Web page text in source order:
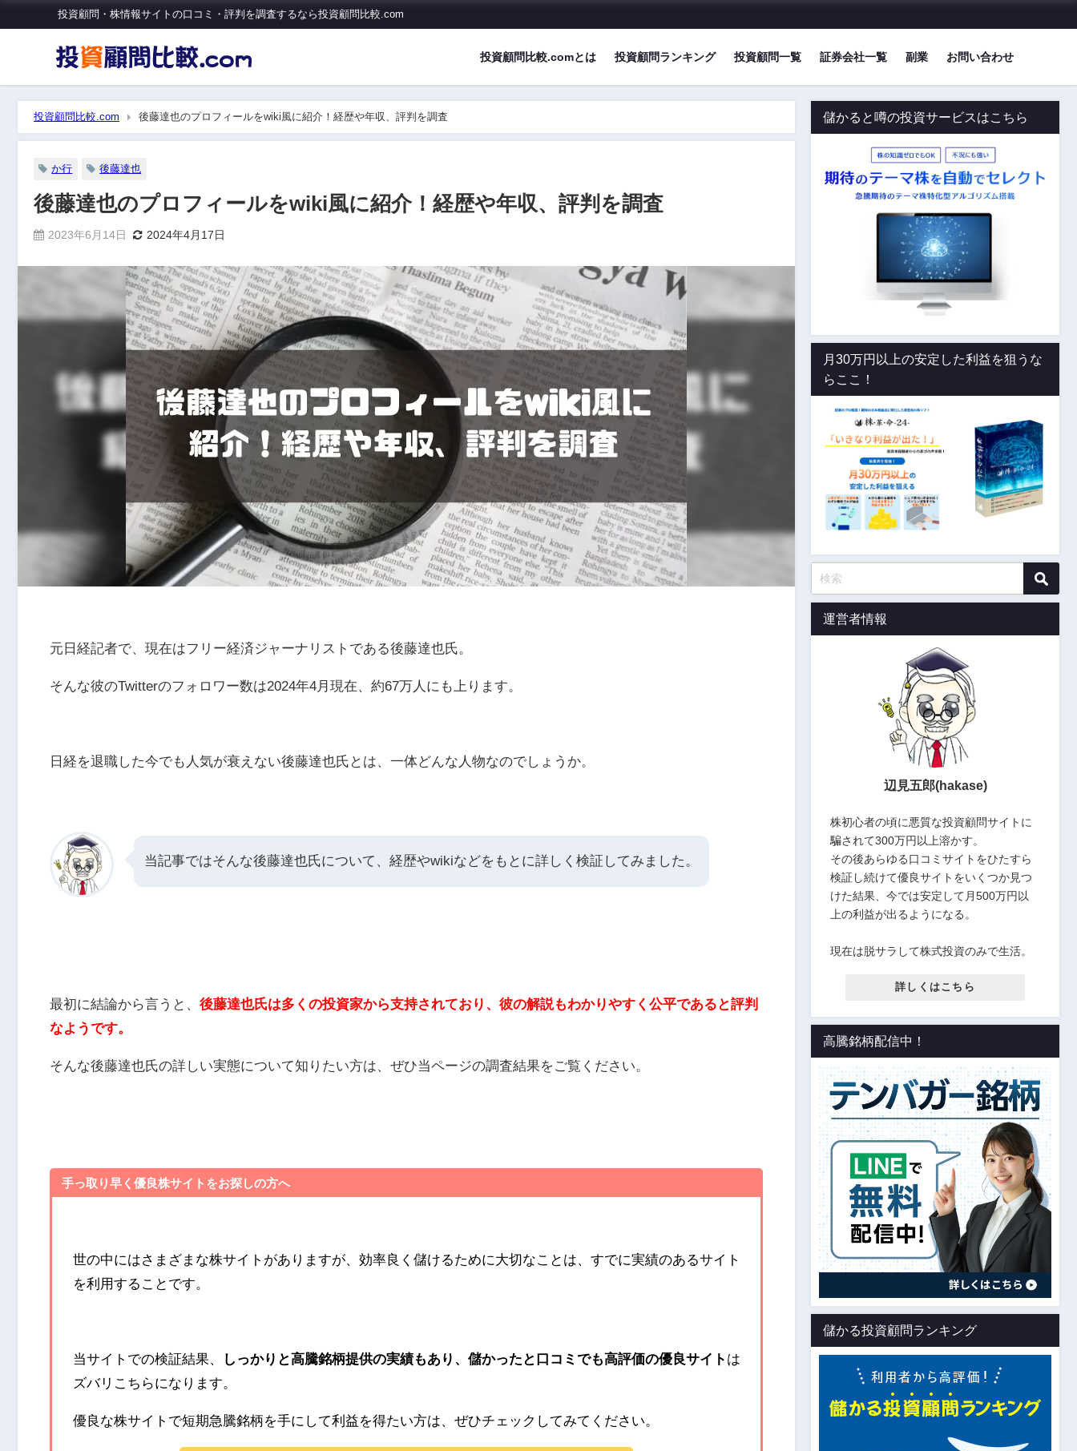
投資顧問・株情報サイトの口コミ・評判を調査するなら投資顧問比較.com
投資顧問比較.comとは 投資顧問ランキング 投資顧問一覧 証券会社一覧 副業 お問い合わせ
投資顧問比較.com 後藤達也のプロフィールをwiki風に紹介！経歴や年収、評判を調査
か行 後藤達也
後藤達也のプロフィールをwiki風に紹介！経歴や年収、評判を調査
2023年6月14日 2024年4月17日
元日経記者で、現在はフリー経済ジャーナリストである後藤達也氏。
そんな彼のTwitterのフォロワー数は2024年4月現在、約67万人にも上ります。
日経を退職した今でも人気が衰えない後藤達也氏とは、一体どんな人物なのでしょうか。
当記事ではそんな後藤達也氏について、経歴やwikiなどをもとに詳しく検証してみました。
最初に結論から言うと、 後藤達也氏は多くの投資家から支持されており、彼の解説もわかりやすく公平であると評判
なようです。
そんな後藤達也氏の詳しい実態について知りたい方は、ぜひ当ページの調査結果をご覧ください。
手っ取り早く優良株サイトをお探しの方へ
世の中にはさまざまな株サイトがありますが、効率良く儲けるために大切なことは、すでに実績のあるサイト
を利用することです。
当サイトでの検証結果、 しっかりと高騰銘柄提供の実績もあり、儲かったと口コミでも高評価の優良サイト は
ズバリこちらになります。
優良な株サイトで短期急騰銘柄を手にして利益を得たい方は、ぜひチェックしてみてください。
儲かると噂の投資サービスはこちら
月30万円以上の安定した利益を狙うな
らここ！
運営者情報
辺見五郎(hakase)
株初心者の頃に悪質な投資顧問サイトに
騙されて300万円以上溶かす。
その後あらゆる口コミサイトをひたすら
検証し続けて優良サイトをいくつか見つ
けた結果、今では安定して月500万円以
上の利益が出るようになる。
現在は脱サラして株式投資のみで生活。
詳しくはこちら
高騰銘柄配信中！
儲かる投資顧問ランキング